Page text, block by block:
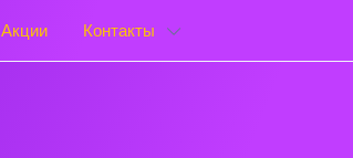
Акции Контакты